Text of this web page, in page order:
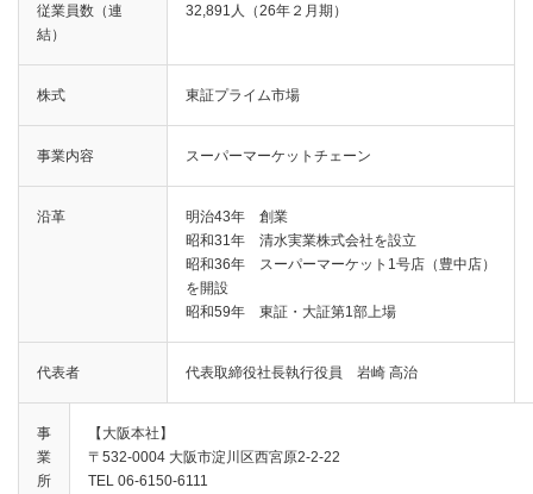
従業員数（連
結）
32,891人（26年２月期）
株式 東証プライム市場
事業内容 スーパーマーケットチェーン
沿革
明治43年 創業
昭和31年 清水実業株式会社を設立
昭和36年 スーパーマーケット1号店（豊中店）
を開設
昭和59年 東証・大証第1部上場
代表者 代表取締役社長執行役員 岩崎 高治
事
業
所
【大阪本社】
〒532-0004 大阪市淀川区西宮原2-2-22
TEL 06-6150-6111